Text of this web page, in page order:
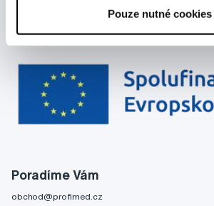
Pouze nutné cookies
Poradíme Vám
obchod@profimed.cz